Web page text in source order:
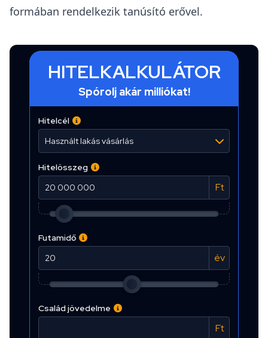
formában rendelkezik tanúsító erővel.